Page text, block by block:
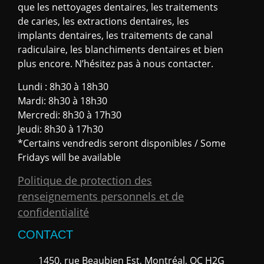
que les nettoyages dentaires, les traitements
de caries, les extractions dentaires, les
implants dentaires, les traitements de canal
radiculaire, les blanchiments dentaires et bien
plus encore. N’hésitez pas à nous contacter.
Lundi : 8h30 à 18h30
Mardi: 8h30 à 18h30
Mercredi: 8h30 à 17h30
Jeudi: 8h30 à 17h30
*Certains vendredis seront disponibles / Some
Fridays will be available
Politique de protection des
renseignements personnels et de
confidentialité
CONTACT
1450, rue Beaubien Est, Montréal, QC H2G